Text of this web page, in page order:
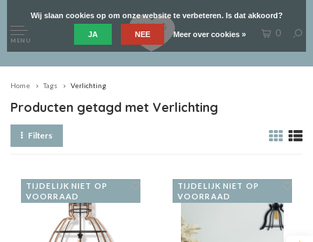
MENU
0
Home Tags Verlichting
Producten getagd met Verlichting
Filters
TIJDELIJK NIET OP
VOORRAAD
TIJDELIJK NIET OP
VOORRAAD
Wij slaan cookies op om onze website te verbeteren. Is dat akkoord?
JA NEE Meer over cookies »